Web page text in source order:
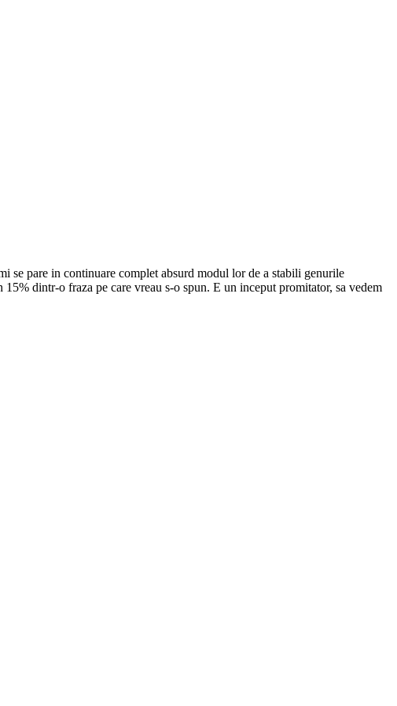
se pare in continuare complet absurd modul lor de a stabili genurile
dintr-o fraza pe care vreau s-o spun. E un inceput promitator, sa vedem